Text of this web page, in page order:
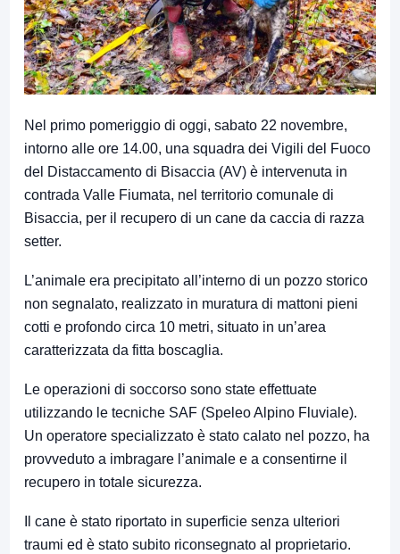
Nel primo pomeriggio di oggi, sabato 22 novembre,
intorno alle ore 14.00, una squadra dei Vigili del Fuoco
del Distaccamento di Bisaccia (AV) è intervenuta in
contrada Valle Fiumata, nel territorio comunale di
Bisaccia, per il recupero di un cane da caccia di razza
setter.
L’animale era precipitato all’interno di un pozzo storico
non segnalato, realizzato in muratura di mattoni pieni
cotti e profondo circa 10 metri, situato in un’area
caratterizzata da fitta boscaglia.
Le operazioni di soccorso sono state effettuate
utilizzando le tecniche SAF (Speleo Alpino Fluviale).
Un operatore specializzato è stato calato nel pozzo, ha
provveduto a imbragare l’animale e a consentirne il
recupero in totale sicurezza.
Il cane è stato riportato in superficie senza ulteriori
traumi ed è stato subito riconsegnato al proprietario.